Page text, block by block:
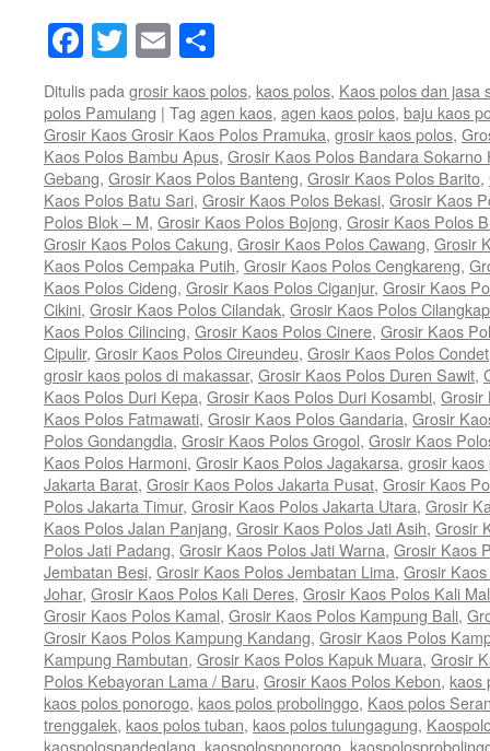
Facebook
Twitter
Email
Ditulis padagrosir kaos polos, kaos polos, Kaos polos dan jasa
polos Pamulang | Tag agen kaos, agen kaos polos, baju kaos
Grosir Kaos Grosir Kaos Polos Pramuka, grosir kaos polos,
Kaos Polos Bambu Apus, Grosir Kaos Polos Bandara Sokarno
Gebang, Grosir Kaos Polos Banteng, Grosir Kaos Polos Barito,
Kaos Polos Batu Sari, Grosir Kaos Polos Bekasi, Grosir Kaos
Polos Blok – M, Grosir Kaos Polos Bojong, Grosir Kaos Polos
Grosir Kaos Polos Cakung, Grosir Kaos Polos Cawang, Grosir
Kaos Polos Cempaka Putih, Grosir Kaos Polos Cengkareng,
Kaos Polos Cideng, Grosir Kaos Polos Ciganjur, Grosir Kaos
Cikini, Grosir Kaos Polos Cilandak, Grosir Kaos Polos Cilangkap
Kaos Polos Cilincing, Grosir Kaos Polos Cinere, Grosir Kaos
Cipulir, Grosir Kaos Polos Cireundeu, Grosir Kaos Polos Condet
grosir kaos polos di makassar, Grosir Kaos Polos Duren Sawit,
Kaos Polos Duri Kepa, Grosir Kaos Polos Duri Kosambi, Grosir
Kaos Polos Fatmawati, Grosir Kaos Polos Gandaria, Grosir
Polos Gondangdia, Grosir Kaos Polos Grogol, Grosir Kaos
Kaos Polos Harmoni, Grosir Kaos Polos Jagakarsa, grosir kaos
Jakarta Barat, Grosir Kaos Polos Jakarta Pusat, Grosir Kaos
Polos Jakarta Timur, Grosir Kaos Polos Jakarta Utara, Grosir
Kaos Polos Jalan Panjang, Grosir Kaos Polos Jati Asih, Grosir
Polos Jati Padang, Grosir Kaos Polos Jati Warna, Grosir Kaos
Jembatan Besi, Grosir Kaos Polos Jembatan Lima, Grosir
Johar, Grosir Kaos Polos Kali Deres, Grosir Kaos Polos Kali
Grosir Kaos Polos Kamal, Grosir Kaos Polos Kampung Bali,
Grosir Kaos Polos Kampung Kandang, Grosir Kaos Polos
Kampung Rambutan, Grosir Kaos Polos Kapuk Muara, Grosir
Polos Kebayoran Lama / Baru, Grosir Kaos Polos Kebon, kaos
kaos polos ponorogo, kaos polos probolinggo, Kaos polos
trenggalek, kaos polos tuban, kaos polos tulungagung,
kaospolospandeglang kaospolosponorogo